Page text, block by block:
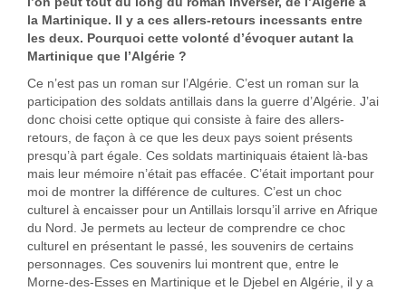
la Martinique. Il y a ces allers-retours incessants entre
les deux. Pourquoi cette volonté d’évoquer autant la
Martinique que l’Algérie ?
Ce n’est pas un roman sur l’Algérie. C’est un roman sur la
participation des soldats antillais dans la guerre d’Algérie. J’ai
donc choisi cette optique qui consiste à faire des allers-
retours, de façon à ce que les deux pays soient présents
presqu’à part égale. Ces soldats martiniquais étaient là-bas
mais leur mémoire n’était pas effacée. C’était important pour
moi de montrer la différence de cultures. C’est un choc
culturel à encaisser pour un Antillais lorsqu’il arrive en Afrique
du Nord. Je permets au lecteur de comprendre ce choc
culturel en présentant le passé, les souvenirs de certains
personnages. Ces souvenirs lui montrent que, entre le
Morne-des-Esses en Martinique et le Djebel en Algérie, il y a